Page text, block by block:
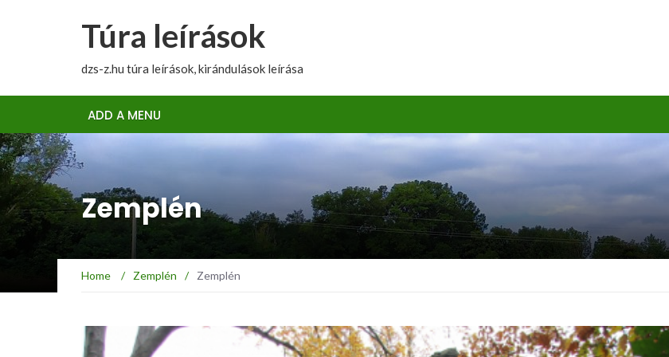
Túra leírások
dzs-z.hu túra leírások, kirándulások leírása
ADD A MENU
Zemplén
Home / Zemplén / Zemplén